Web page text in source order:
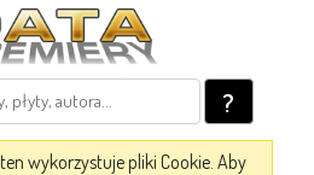
?
wykorzystuje pliki Cookie. Aby